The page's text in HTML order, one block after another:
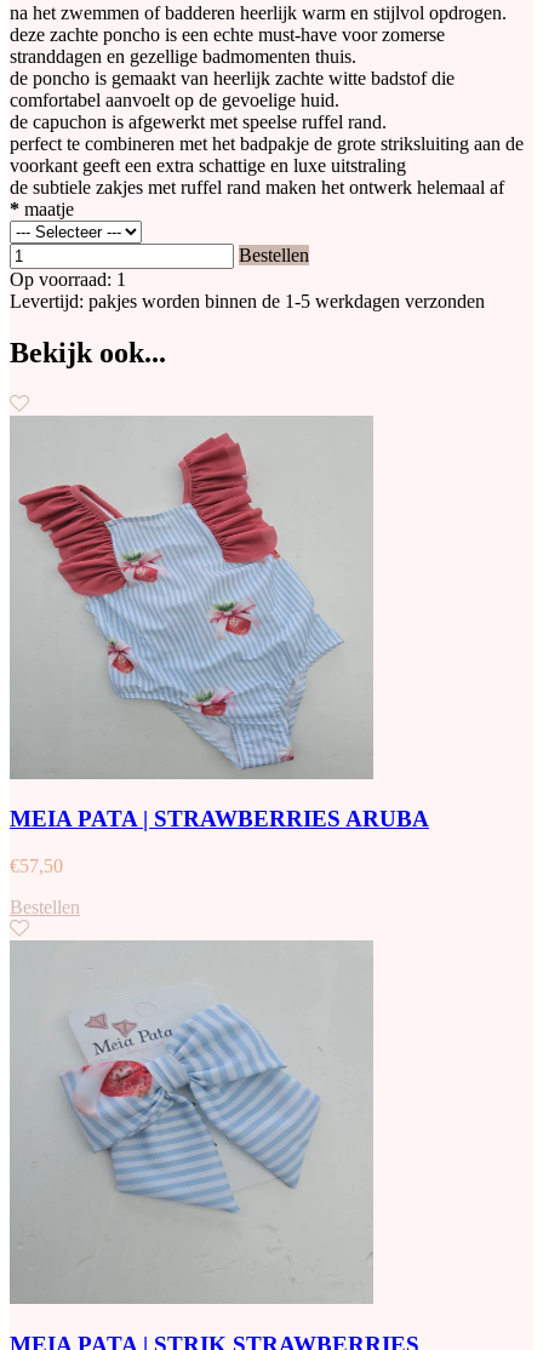
na het zwemmen of badderen heerlijk warm en stijlvol opdrogen.
deze zachte poncho is een echte must-have voor zomerse
stranddagen en gezellige badmomenten thuis.
de poncho is gemaakt van heerlijk zachte witte badstof die
comfortabel aanvoelt op de gevoelige huid.
de capuchon is afgewerkt met speelse ruffel rand.
perfect te combineren met het badpakje de grote striksluiting aan de
voorkant geeft een extra schattige en luxe uitstraling
de subtiele zakjes met ruffel rand maken het ontwerk helemaal af
* maatje
Bestellen
Op voorraad: 1
Levertijd: pakjes worden binnen de 1-5 werkdagen verzonden
Bekijk ook...
MEIA PATA | STRAWBERRIES ARUBA
€57,50
Bestellen
MEIA PATA | STRIK STRAWBERRIES